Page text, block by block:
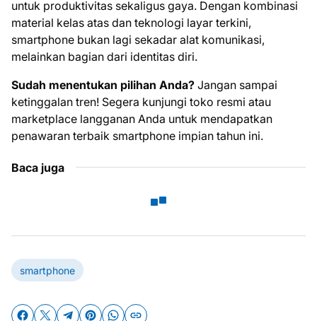
untuk produktivitas sekaligus gaya. Dengan kombinasi
material kelas atas dan teknologi layar terkini,
smartphone bukan lagi sekadar alat komunikasi,
melainkan bagian dari identitas diri.
Sudah menentukan pilihan Anda? Jangan sampai
ketinggalan tren! Segera kunjungi toko resmi atau
marketplace langganan Anda untuk mendapatkan
penawaran terbaik smartphone impian tahun ini.
Baca juga
smartphone